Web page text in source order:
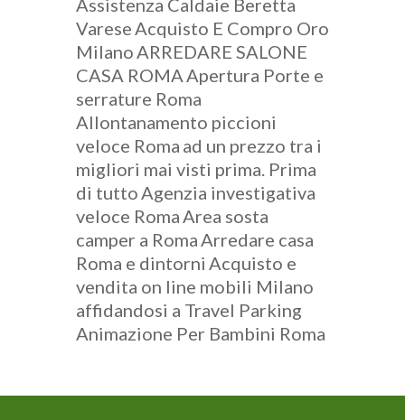
Assistenza Caldaie Beretta
VareseAcquisto E Compro Oro
MilanoARREDARE SALONE
CASA ROMAApertura Porte e
serrature Roma
Allontanamento piccioni
veloce Roma ad un prezzo tra i
migliori mai visti prima. Prima
di tuttoAgenzia investigativa
veloce RomaArea sosta
camper a RomaArredare casa
Roma e dintorni Acquisto e
vendita on line mobili Milano
affidandosi a Travel Parking
Animazione Per Bambini Roma